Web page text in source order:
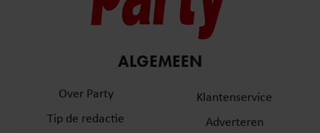
ALGEMEEN
Over Party
Tip de redactie
Klantenservice
Adverteren